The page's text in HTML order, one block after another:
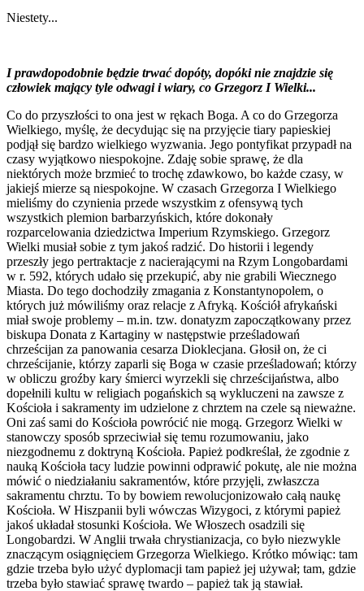
Niestety...
I prawdopodobnie będzie trwać dopóty, dopóki nie znajdzie się
człowiek mający tyle odwagi i wiary, co Grzegorz I Wielki...
Co do przyszłości to ona jest w rękach Boga. A co do Grzegorza
Wielkiego, myślę, że decydując się na przyjęcie tiary papieskiej
podjął się bardzo wielkiego wyzwania. Jego pontyfikat przypadł na
czasy wyjątkowo niespokojne. Zdaję sobie sprawę, że dla
niektórych może brzmieć to trochę zdawkowo, bo każde czasy, w
jakiejś mierze są niespokojne. W czasach Grzegorza I Wielkiego
mieliśmy do czynienia przede wszystkim z ofensywą tych
wszystkich plemion barbarzyńskich, które dokonały
rozparcelowania dziedzictwa Imperium Rzymskiego. Grzegorz
Wielki musiał sobie z tym jakoś radzić. Do historii i legendy
przeszły jego pertraktacje z nacierającymi na Rzym Longobardami
w r. 592, których udało się przekupić, aby nie grabili Wiecznego
Miasta. Do tego dochodziły zmagania z Konstantynopolem, o
których już mówiliśmy oraz relacje z Afryką. Kościół afrykański
miał swoje problemy – m.in. tzw. donatyzm zapoczątkowany przez
biskupa Donata z Kartaginy w następstwie prześladowań
chrześcijan za panowania cesarza Dioklecjana. Głosił on, że ci
chrześcijanie, którzy zaparli się Boga w czasie prześladowań; którzy
w obliczu groźby kary śmierci wyrzekli się chrześcijaństwa, albo
dopełnili kultu w religiach pogańskich są wykluczeni na zawsze z
Kościoła i sakramenty im udzielone z chrztem na czele są nieważne.
Oni zaś sami do Kościoła powrócić nie mogą. Grzegorz Wielki w
stanowczy sposób sprzeciwiał się temu rozumowaniu, jako
niezgodnemu z doktryną Kościoła. Papież podkreślał, że zgodnie z
nauką Kościoła tacy ludzie powinni odprawić pokutę, ale nie można
mówić o niedziałaniu sakramentów, które przyjęli, zwłaszcza
sakramentu chrztu. To by bowiem rewolucjonizowało całą naukę
Kościoła. W Hiszpanii byli wówczas Wizygoci, z którymi papież
jakoś układał stosunki Kościoła. We Włoszech osadzili się
Longobardzi. W Anglii trwała chrystianizacja, co było niezwykle
znaczącym osiągnięciem Grzegorza Wielkiego. Krótko mówiąc: tam
gdzie trzeba było użyć dyplomacji tam papież jej używał; tam, gdzie
trzeba było stawiać sprawę twardo – papież tak ją stawiał.